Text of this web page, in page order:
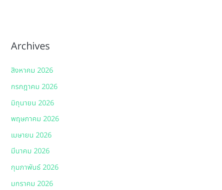
Archives
สิงหาคม 2026
กรกฎาคม 2026
มิถุนายน 2026
พฤษภาคม 2026
เมษายน 2026
มีนาคม 2026
กุมภาพันธ์ 2026
มกราคม 2026